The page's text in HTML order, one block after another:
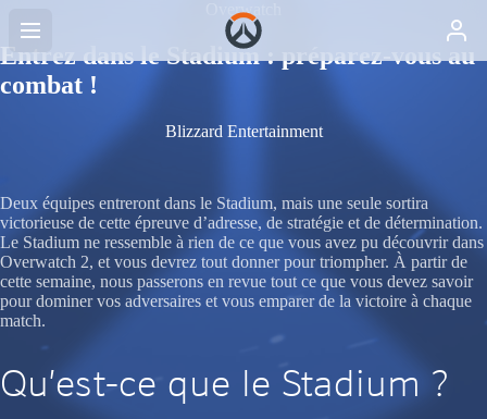
Overwatch
Entrez dans le Stadium : préparez-vous au
combat !
Blizzard Entertainment
Deux équipes entreront dans le Stadium, mais une seule sortira
victorieuse de cette épreuve d’adresse, de stratégie et de détermination.
Le Stadium ne ressemble à rien de ce que vous avez pu découvrir dans
Overwatch 2, et vous devrez tout donner pour triompher. À partir de
cette semaine, nous passerons en revue tout ce que vous devez savoir
pour dominer vos adversaires et vous emparer de la victoire à chaque
match.
Qu’est-ce que le Stadium ?